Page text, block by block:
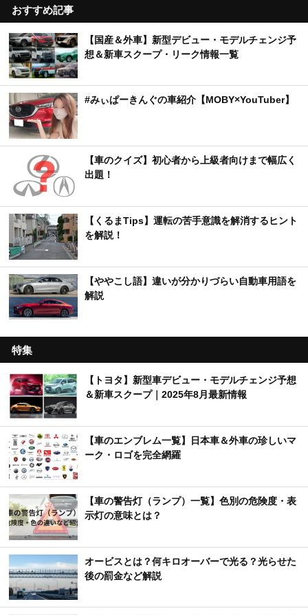
おすすめ記事
【国産＆外車】新型デビュー・モデルチェンジ予
想＆新車スクープ・リーク情報一覧
#みぃぱーきんぐの車紹介【MOBY×YouTuber】
【車のクイズ】初心者から上級者向けまで幅広く
出題！
【くるまTips】運転の苦手意識を解消するヒント
を解説！
【ややこし語】違いが分かりづらい自動車用語を
解説
特集
【トヨタ】新型車デビュー・モデルチェンジ予想
＆新車スクープ｜2025年8月最新情報
【車のエンブレム一覧】日本車＆外車の珍しいマ
ーク・ロゴを完全網羅
【車の警告灯（ランプ）一覧】色別の危険度・表
示灯の意味とは？
オービスとは？何キロオーバーで光る？光らせた
後の罰金など解説